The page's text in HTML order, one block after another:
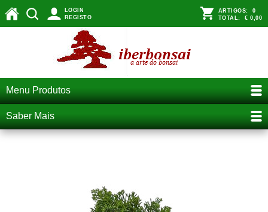
LOGIN
REGISTO
ARTIGOS: 0
TOTAL: € 0,00
Menu Produtos
Saber Mais